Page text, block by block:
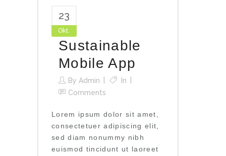
23
Okt.
Sustainable
Mobile App
By Admin
In
Comments
Lorem ipsum dolor sit amet,
consectetuer adipiscing elit,
sed diam nonummy nibh
euismod tincidunt ut laoreet